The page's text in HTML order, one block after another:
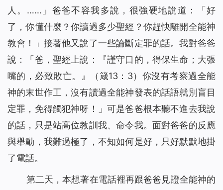
人。……」爸爸不容我多說，很強硬地說道：「好
了，你懂什麼？你讀過多少聖經？你趕快離開全能神
教會！」接著他又說了一些論斷定罪的話。我對爸爸
說：「爸，聖經上說：『謹守口的，得保生命；大張
嘴的，必致敗亡。』（箴13：3）你沒有考察過全能
神的末世作工，沒有讀過全能神發表的話語就別盲目
定罪，免得觸犯神呀！」可是爸爸根本聽不進去我說
的話，只是站高位教訓我、命令我。面對爸爸的反應
與舉動，我難過極了，不知如何是好，只好默默地掛
了電話。
第二天，本想著在電話裡再跟爸爸見證全能神的